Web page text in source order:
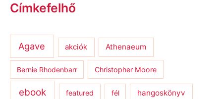
Címkefelhő
Agave akciók Athenaeum
Bernie Rhodenbarr Christopher Moore
ebook featured fél hangoskönyv